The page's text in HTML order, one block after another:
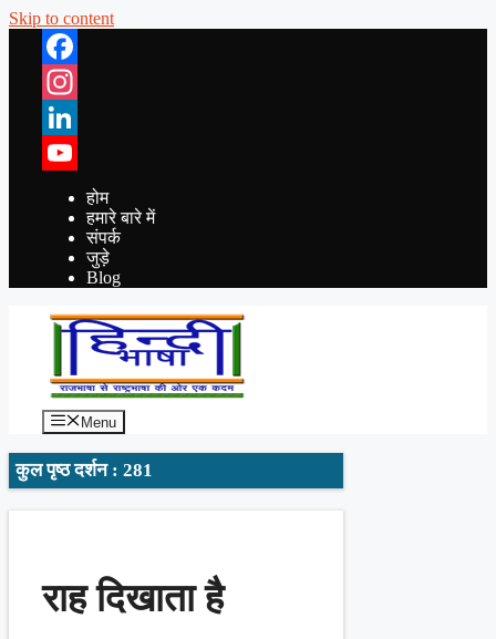
Skip to content
Facebook
Instagram
LinkedIn
YouTube
होम
हमारे बारे में
संपर्क
जुड़े
Blog
Menu
कुल पृष्ठ दर्शन : 281
राह दिखाता है